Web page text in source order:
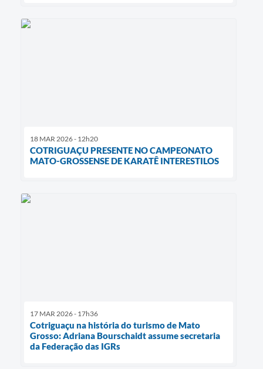
18 MAR 2026 - 12h20
COTRIGUAÇU PRESENTE NO CAMPEONATO
MATO-GROSSENSE DE KARATÊ INTERESTILOS
17 MAR 2026 - 17h36
Cotriguaçu na história do turismo de Mato
Grosso: Adriana Bourschaidt assume secretaria
da Federação das IGRs